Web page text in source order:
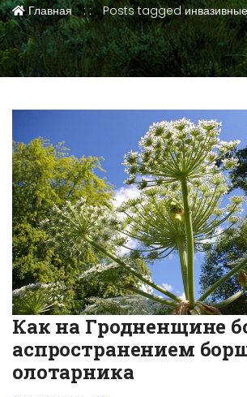
Главная Posts tagged
Как на Гродненщине
аспространением
олотарника